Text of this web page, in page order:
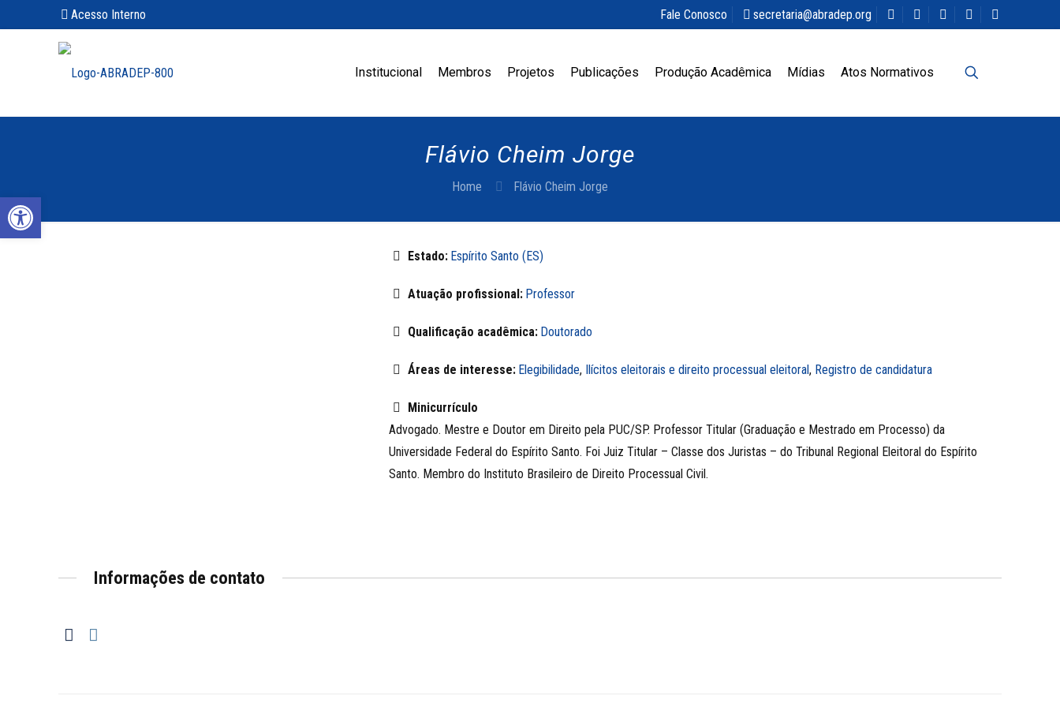
Acesso Interno Fale Conosco secretaria@abradep.org
Institucional Membros Projetos Publicações Produção Acadêmica Mídias Atos Normativos
Flávio Cheim Jorge
Home Flávio Cheim Jorge
Estado: Espírito Santo (ES)
Atuação profissional: Professor
Qualificação acadêmica: Doutorado
Áreas de interesse: Elegibilidade, Ilícitos eleitorais e direito processual eleitoral, Registro de candidatura
Minicurrículo
Advogado. Mestre e Doutor em Direito pela PUC/SP. Professor Titular (Graduação e Mestrado em Processo) da
Universidade Federal do Espírito Santo. Foi Juiz Titular – Classe dos Juristas – do Tribunal Regional Eleitoral do Espírito
Santo. Membro do Instituto Brasileiro de Direito Processual Civil.
Informações de contato
Abrir a barra de ferramentas